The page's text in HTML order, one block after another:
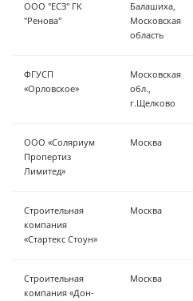
ООО "ЕСЗ" ГК
"Ренова"
Балашиха,
Московская
область
ФГУСП
«Орловское»
Московская
обл.,
г.Щелково
ООО «Соляриум
Пропертиз
Лимитед»
Москва
Строительная
компания
«Стартекс Стоун»
Москва
Строительная
компания «Дон-
Москва